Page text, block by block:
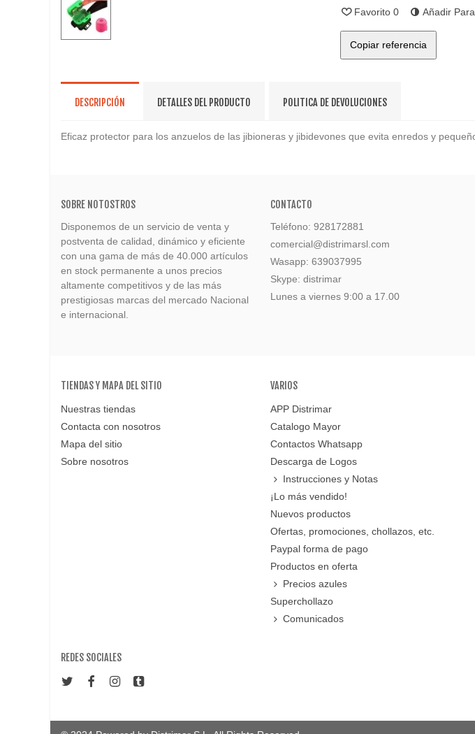
Favorito 0 Añadir
Copiar referencia
DESCRIPCIÓN DETALLES DEL PRODUCTO POLITICA DE DEVOLUCIONES
Eficaz protector para los anzuelos de las jibioneras y jibidevones que evita enredos y
SOBRE NOTOSTROS
Disponemos de un servicio de venta y
postventa de calidad, dinámico y eficiente
con una gama de más de 40.000 artículos
en stock permanente a unos precios
altamente competitivos y de las más
prestigiosas marcas del mercado Nacional
e internacional.
CONTACTO
Teléfono: 928172881
comercial@distrimarsl.com
Wasapp: 639037995
Skype: distrimar
Lunes a viernes 9:00 a 17.00
TIENDAS Y MAPA DEL SITIO
Nuestras tiendas
Contacta con nosotros
Mapa del sitio
Sobre nosotros
VARIOS
APP Distrimar
Catalogo Mayor
Contactos Whatsapp
Descarga de Logos
Instrucciones y Notas
¡Lo más vendido!
Nuevos productos
Ofertas, promociones, chollazos, etc.
Paypal forma de pago
Productos en oferta
Precios azules
Superchollazo
Comunicados
REDES SOCIALES